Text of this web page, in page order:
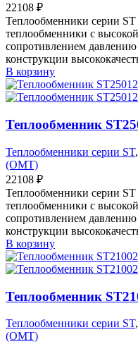
22108 ₽
Теплообменники серии
теплообменники с
сопротивлением
конструкции
В корзину
Теплообменник
Теплообменники серии ST,
(OMT)
22108 ₽
Теплообменники серии
теплообменники с
сопротивлением
конструкции
В корзину
Теплообменник
Теплообменники серии ST,
(OMT)